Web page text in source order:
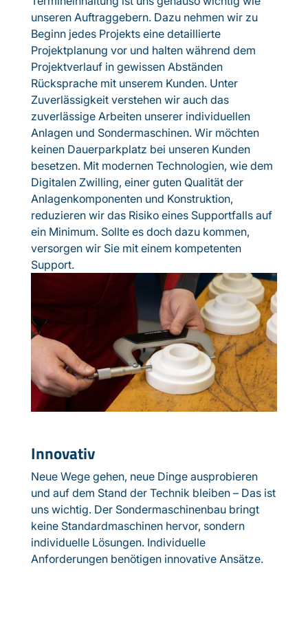
unseren Auftraggebern. Dazu nehmen wir zu
Beginn jedes Projekts eine detaillierte
Projektplanung vor und halten während dem
Projektverlauf in gewissen Abständen
Rücksprache mit unserem Kunden. Unter
Zuverlässigkeit verstehen wir auch das
zuverlässige Arbeiten unserer individuellen
Anlagen und Sondermaschinen. Wir möchten
keinen Dauerparkplatz bei unseren Kunden
besetzen. Mit modernen Technologien, wie dem
Digitalen Zwilling, einer guten Qualität der
Anlagenkomponenten und Konstruktion,
reduzieren wir das Risiko eines Supportfalls auf
ein Minimum. Sollte es doch dazu kommen,
versorgen wir Sie mit einem kompetenten
Support.
Innovativ
Neue Wege gehen, neue Dinge ausprobieren
und auf dem Stand der Technik bleiben – Das ist
uns wichtig. Der Sondermaschinenbau bringt
keine Standardmaschinen hervor, sondern
individuelle Lösungen. Individuelle
Anforderungen benötigen innovative Ansätze.